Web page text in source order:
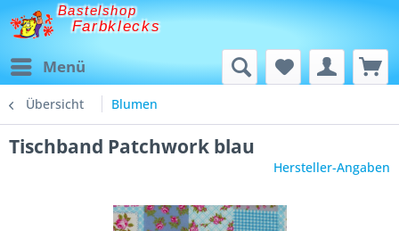
Bastelshop
Farbklecks
Menü
Übersicht Blumen
Tischband Patchwork blau
Hersteller-Angaben